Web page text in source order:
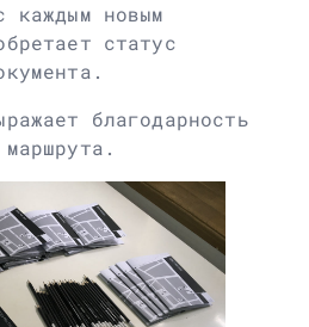
каждым новым
статус
благодарность